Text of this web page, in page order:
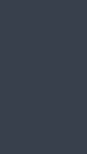
Las acciones
y la
una inversión
El Gobierno
buscan
mayor
La titular de